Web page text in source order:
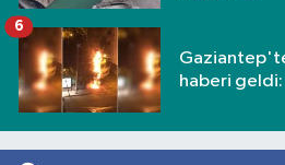
haberi
6